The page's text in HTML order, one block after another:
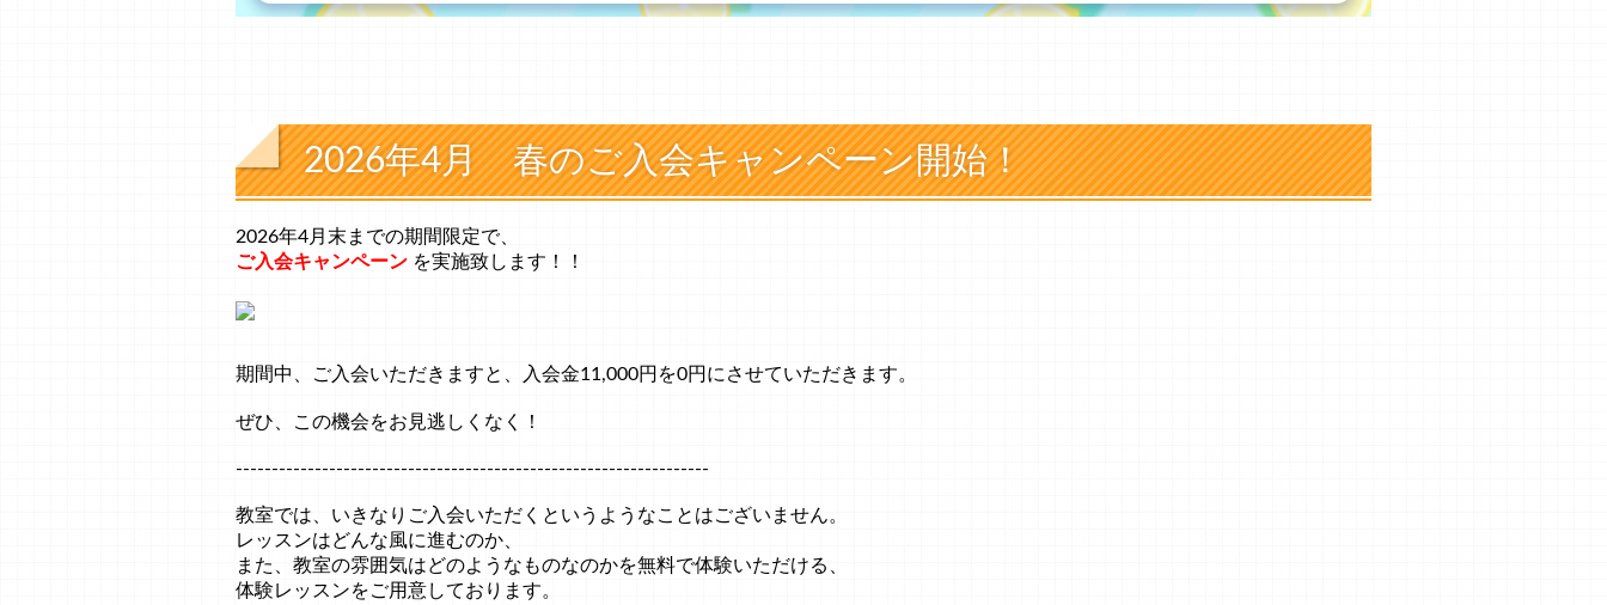
2026年4月 春のご入会キャンペーン開始！
2026年4月末までの期間限定で、
ご入会キャンペーン を実施致します！！
期間中、ご入会いただきますと、入会金11,000円を0円にさせていただきます。
ぜひ、この機会をお見逃しくなく！
------------------------------------------------------------------
教室では、いきなりご入会いただくというようなことはございません。
レッスンはどんな風に進むのか、
また、教室の雰囲気はどのようなものなのかを無料で体験いただける、
体験レッスンをご用意しております。